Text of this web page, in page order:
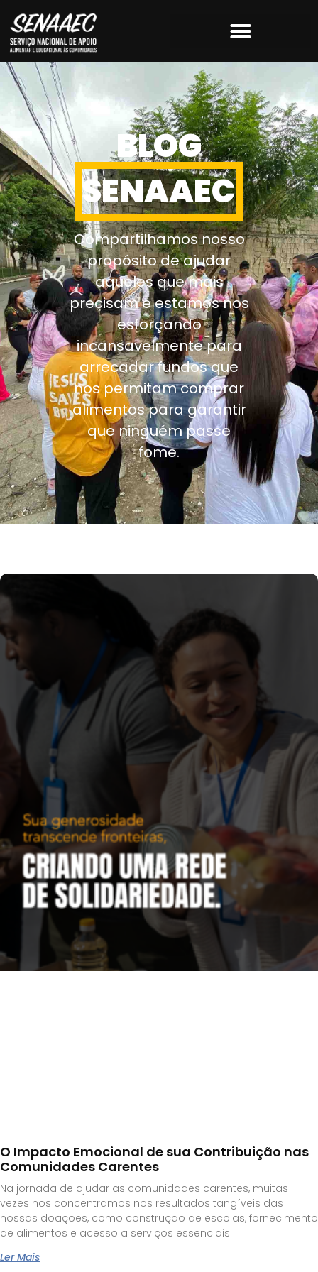
BLOG
SENAAEC
Compartilhamos nosso
propósito de ajudar
aqueles que mais
precisam e estamos nos
esforçando
incansavelmente para
arrecadar fundos que
nos permitam comprar
alimentos para garantir
que ninguém passe
fome.
O Impacto Emocional de sua Contribuição nas
Comunidades Carentes
Na jornada de ajudar as comunidades carentes, muitas
vezes nos concentramos nos resultados tangíveis das
nossas doações, como construção de escolas, fornecimento
de alimentos e acesso a serviços essenciais.
Ler Mais